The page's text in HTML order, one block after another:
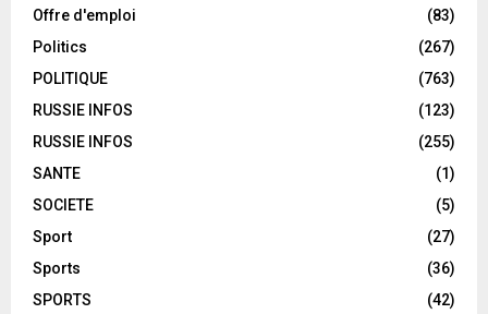
Offre d'emploi
(83)
Politics
(267)
POLITIQUE
(763)
RUSSIE INFOS
(123)
RUSSIE INFOS
(255)
SANTE
(1)
SOCIETE
(5)
Sport
(27)
Sports
(36)
SPORTS
(42)